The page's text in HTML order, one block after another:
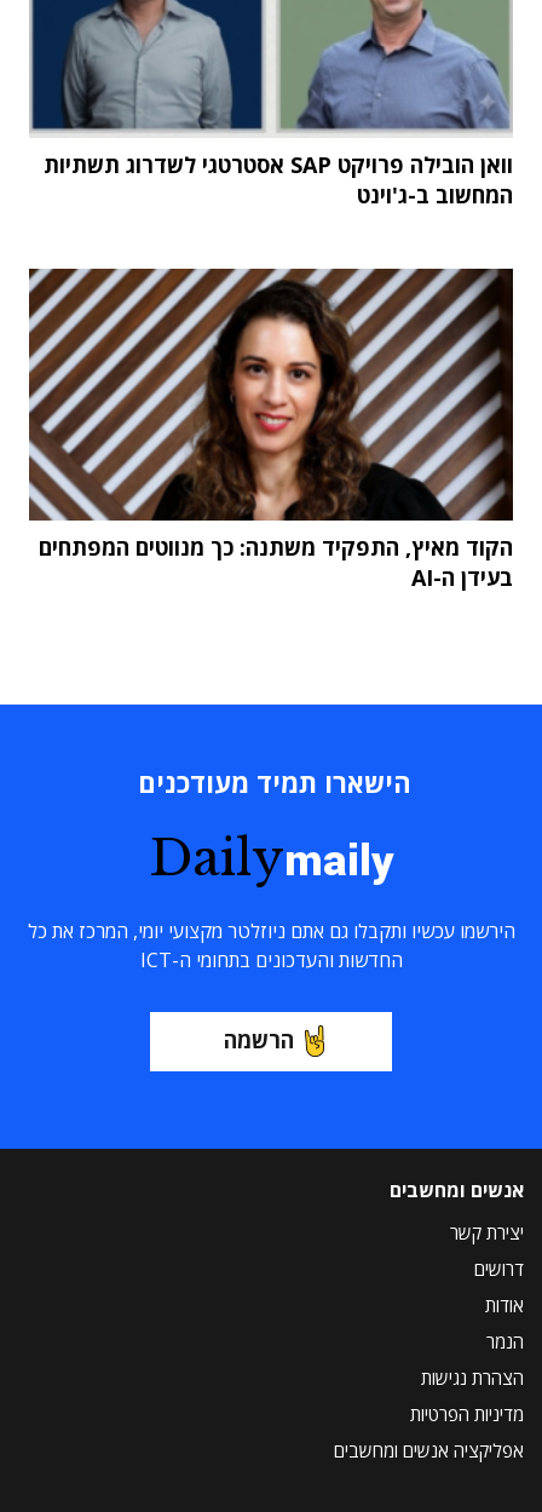
וואן הובילה פרויקט SAP אסטרטגי לשדרוג תשתיות
המחשוב ב-ג'וינט
הקוד מאיץ, התפקיד משתנה: כך מנווטים המפתחים
בעידן ה-AI
הישארו תמיד מעודכנים
Dailymaily
הירשמו עכשיו ותקבלו גם אתם ניוזלטר מקצועי יומי, המרכז את כל
החדשות והעדכונים בתחומי ה-ICT
הרשמה
אנשים ומחשבים
יצירת קשר
דרושים
אודות
הנמר
הצהרת נגישות
מדיניות הפרטיות
אפליקציה אנשים ומחשבים